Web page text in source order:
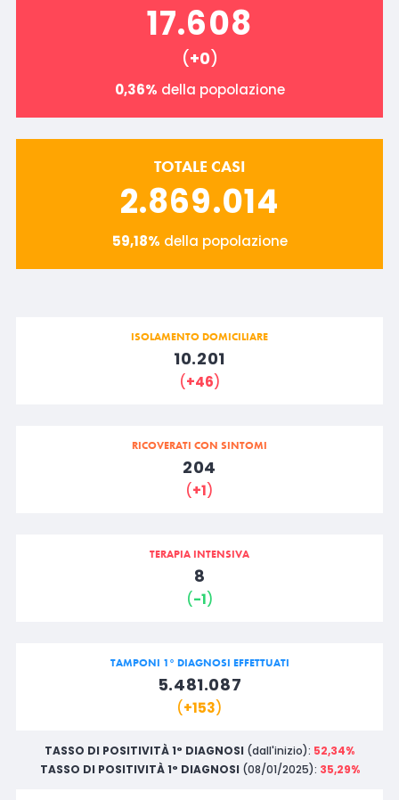
17.608
(+0)
0,36% della popolazione
TOTALE CASI
2.869.014
59,18% della popolazione
ISOLAMENTO DOMICILIARE
10.201
(+46)
RICOVERATI CON SINTOMI
204
(+1)
TERAPIA INTENSIVA
8
(-1)
TAMPONI 1° DIAGNOSI EFFETTUATI
5.481.087
(+153)
TASSO DI POSITIVITÀ 1° DIAGNOSI (dall'inizio): 52,34%
TASSO DI POSITIVITÀ 1° DIAGNOSI (08/01/2025): 35,29%